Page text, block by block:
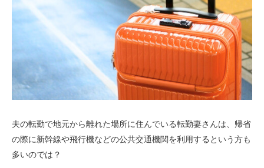
夫の転勤で地元から離れた場所に住んでいる転勤妻さんは、帰省
の際に新幹線や飛行機などの公共交通機関を利用するという方も
多いのでは？